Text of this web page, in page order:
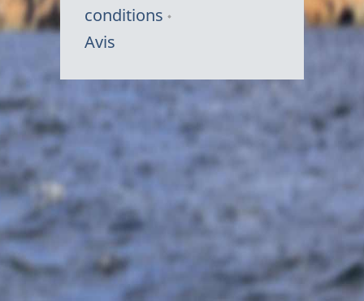
conditions
Avis
Symbole
Canada